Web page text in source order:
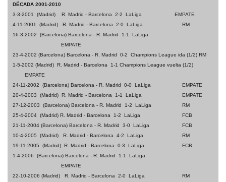
DÉCADA 2001-2010
3-3-2001 (Madrid) R. Madrid - Barcelona 2-2 LaLiga
EMPATE
4-11-2001 (Madrid) R. Madrid - Barcelona 2-0 LaLiga
RM
16-3-2002 (Barcelona) Barcelona - R. Madrid 1-1 LaLiga
EMPATE
23-4-2002 (Barcelona) Barcelona - R. Madrid 0-2 Champions League ida (1/2) RM
1-5-2002 (Madrid) R. Madrid - Barcelona 1-1 Champions League vuelta (1/2)
EMPATE
24-11-2002 (Barcelona) Barcelona - R. Madrid 0-0 LaLiga
EMPATE
20-4-2003 (Madrid) R. Madrid - Barcelona 1-1 LaLiga
EMPATE
27-12-2003 (Barcelona) Barcelona - R. Madrid 1-2 LaLiga
RM
25-4-2004 (Madrid) R. Madrid - Barcelona 1-2 LaLiga
FCB
21-11-2004 (Barcelona) Barcelona - R. Madrid 3-0 LaLiga
FCB
10-4-2005 (Madrid) R. Madrid - Barcelona 4-2 LaLiga
RM
19-11-2005 (Madrid) R. Madrid - Barcelona 0-3 LaLiga
FCB
1-4-2006 (Barcelona) Barcelona - R. Madrid 1-1 LaLiga
EMPATE
22-10-2006 (Madrid) R. Madrid - Barcelona 2-0 LaLiga
RM